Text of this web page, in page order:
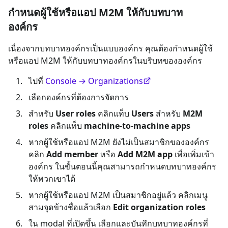
กำหนดผู้ใช้หรือแอป M2M ให้กับบทบาท
องค์กร
เนื่องจากบทบาทองค์กรเป็นแบบองค์กร คุณต้องกำหนดผู้ใช้
หรือแอป M2M ให้กับบทบาทองค์กรในบริบทขององค์กร
ไปที่ Console → Organizations
เลือกองค์กรที่ต้องการจัดการ
สำหรับ User roles คลิกแท็บ Users สำหรับ M2M
roles คลิกแท็บ machine-to-machine apps
หากผู้ใช้หรือแอป M2M ยังไม่เป็นสมาชิกขององค์กร
คลิก Add memberหรือ Add M2M app เพื่อเพิ่มเข้า
องค์กร ในขั้นตอนนี้คุณสามารถกำหนดบทบาทองค์กร
ให้พวกเขาได้
หากผู้ใช้หรือแอป M2M เป็นสมาชิกอยู่แล้ว คลิกเมนู
สามจุดข้างชื่อแล้วเลือก Edit organization roles
ใน modal ที่เปิดขึ้น เลือกและบันทึกบทบาทองค์กรที่